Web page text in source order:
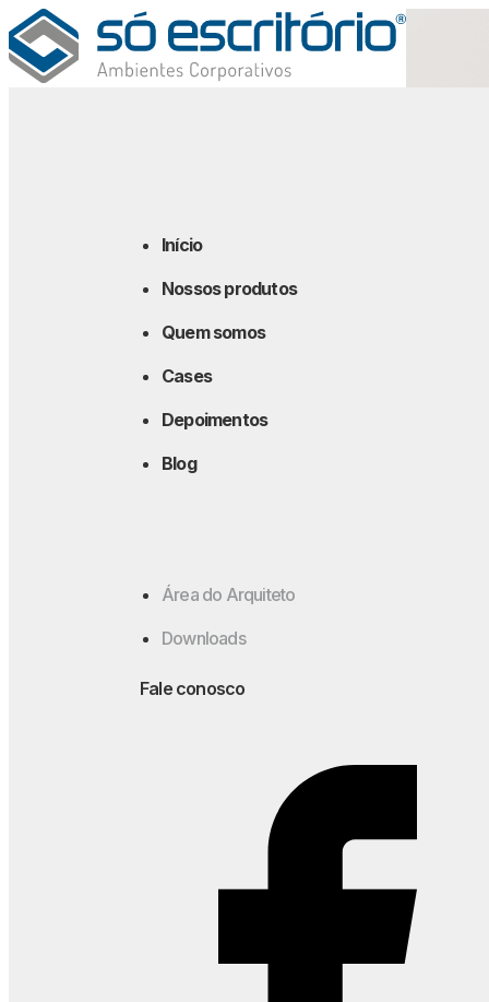
Início
Nossos produtos
Quem somos
Cases
Depoimentos
Blog
Área do Arquiteto
Downloads
Fale conosco